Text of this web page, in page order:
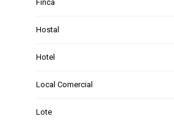
Finca
Hostal
Hotel
Local Comercial
Lote